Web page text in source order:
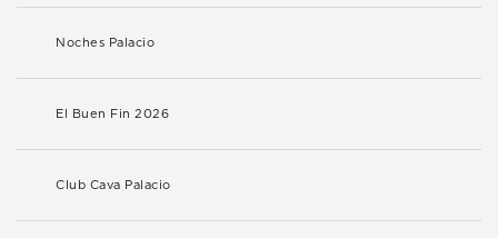
Noches Palacio
El Buen Fin 2026
Club Cava Palacio